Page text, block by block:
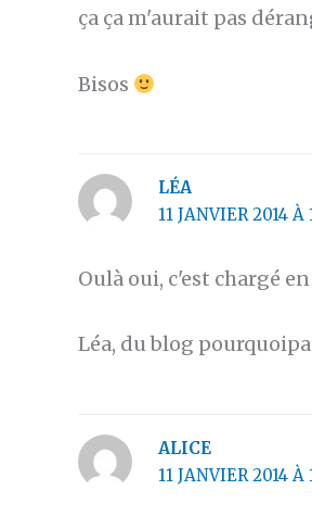
ça ça m'aurait pas
Bisos
LÉA
11 JANVIER 2014 À
Oulà oui, c'est chargé
Léa, du blog
ALICE
11 JANVIER 2014 À